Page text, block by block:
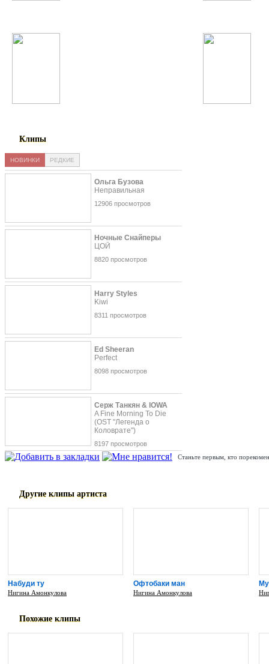
Клипы
НОВИНКИ РЕДКИЕ
Ольга Бузова
Неправильная
12906 просмотров
Ночные Снайперы
ЦОЙ
8820 просмотров
Harry Styles
Kiwi
8311 просмотров
Ed Sheeran
Perfect
8098 просмотров
Серж Танкян & IOWA
A Fine Morning To Die
(OST "Легенда о
Коловрате")
8197 просмотров
Станьте первым, кто
Другие клипы артиста
Набуди ту
Нигина Амонкулова
Офтобаки ман
Нигина Амонкулова
Похожие клипы